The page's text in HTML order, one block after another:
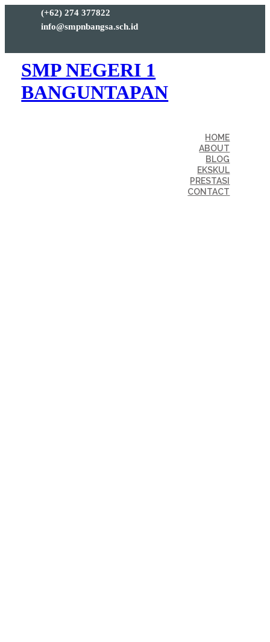
(+62) 274 377822
info@smpnbangsa.sch.id
SMP NEGERI 1
BANGUNTAPAN
HOME
ABOUT
BLOG
EKSKUL
PRESTASI
CONTACT